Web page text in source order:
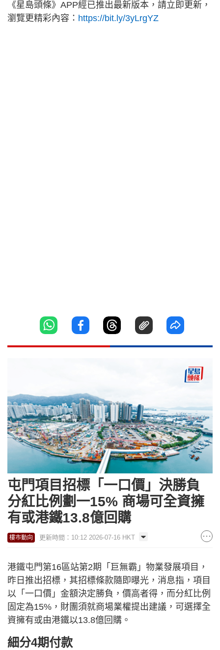
《星島頭條》APP經已推出最新版本，請立即更新，
瀏覽更精彩內容： https://bit.ly/3yLrgYZ
屯門項目招標「一口價」決勝負
分紅比例劃一15% 商場可全資擁
有或港鐵13.8億回購
樓市動向 更新時間：10:12 2026-07-16 HKT
港鐵屯門第16區站第2期「巨無霸」物業發展項目，
昨日推出招標，其招標條款隨即曝光，消息指，項目
以「一口價」金額決定勝負，價高者得，而分紅比例
固定為15%，財團須就商場業權提出建議，可選擇全
資擁有或由港鐵以13.8億回購。
細分4期付款